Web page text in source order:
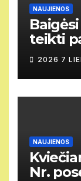
NAUJIENOS
teikti
2026 7
NAUJIENOS
Nr.